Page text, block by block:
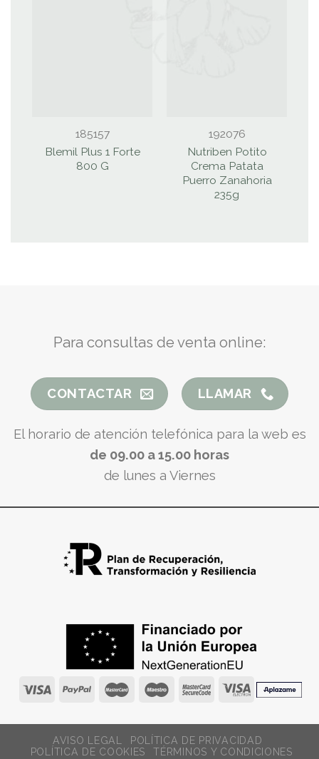
185157
Blemil Plus 1 Forte
800 G
192076
Nutriben Potito
Crema Patata
Puerro Zanahoria
235g
Para consultas de venta online:
CONTACTAR LLAMAR
El horario de atención telefónica para la web es
de 09.00 a 15.00 horas
de lunes a Viernes
AVISO LEGAL
POLÍTICA DE PRIVACIDAD
POLÍTICA DE COOKIES
TÉRMINOS Y CONDICIONES